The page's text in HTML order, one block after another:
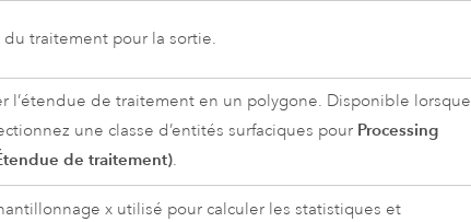
traitement pour la sortie.
l’étendue de traitement en un polygone. Disponible lorsque
une classe d’entités surfaciques pour Processing
de traitement).
x utilisé pour calculer les statistiques et